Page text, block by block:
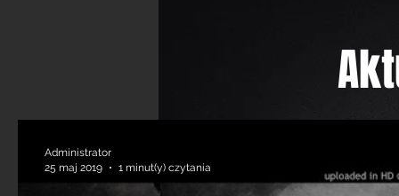
Administrator
25 maj 2019
1 minut(y) czytania